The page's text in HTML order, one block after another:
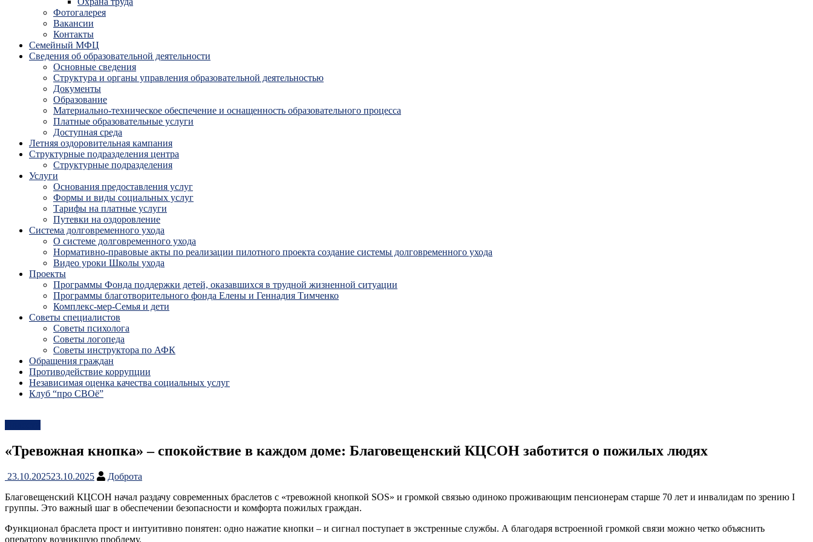
Фотогалерея
Вакансии
Контакты
Семейный МФЦ
Сведения об образовательной деятельности
Основные сведения
Структура и органы управления образовательной деятельностью
Документы
Образование
Материально-техническое обеспечение и оснащенность образовательного процесса
Платные образовательные услуги
Доступная среда
Летняя оздоровительная кампания
Структурные подразделения центра
Структурные подразделения
Услуги
Основания предоставления услуг
Формы и виды социальных услуг
Тарифы на платные услуги
Путевки на оздоровление
Система долговременного ухода
О системе долговременного ухода
Нормативно-правовые акты по реализации пилотного проекта создание системы долговременного ухода
Видео уроки Школы ухода
Проекты
Программы Фонда поддержки детей, оказавшихся в трудной жизненной ситуации
Программы благотворительного фонда Елены и Геннадия Тимченко
Комплекс-мер-Семья и дети
Советы специалистов
Советы психолога
Советы логопеда
Советы инструктора по АФК
Обращения граждан
Противодействие коррупции
Независимая оценка качества социальных услуг
Клуб “про СВОё”
«Тревожная кнопка» – спокойствие в каждом доме: Благовещенский КЦСОН заботится о пожилых людях
23.10.202523.10.2025
Доброта
Благовещенский КЦСОН начал раздачу современных браслетов с «тревожной кнопкой SOS» и громкой связью одиноко проживающим пенсионерам старше 70 лет и инвалидам по зрению I
группы. Это важный шаг в обеспечении безопасности и комфорта пожилых граждан.
Функционал браслета прост и интуитивно понятен: одно нажатие кнопки – и сигнал поступает в экстренные службы. А благодаря встроенной громкой связи можно четко объяснить
оператору возникшую проблему.